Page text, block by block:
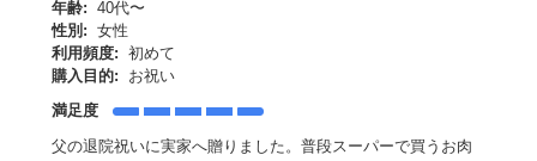
年齢: 40代〜
性別: 女性
利用頻度: 初めて
購入目的:
お祝い
満足度
父の退院祝いに実家へ贈りました。普段スーパーで買うお肉